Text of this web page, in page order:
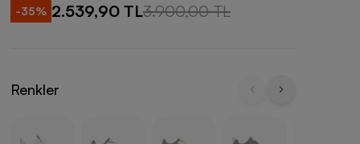
-35% 2.539,90 TL3.900,00 TL
Renkler